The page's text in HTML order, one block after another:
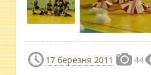
17 березня 2011 44